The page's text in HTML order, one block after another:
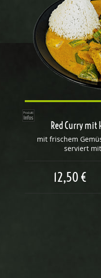
Red Curry mit
mit frischem
serviert
12,50 €